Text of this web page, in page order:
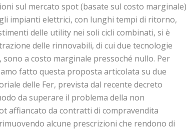
sul mercato spot (basate sul costo marginale)
impianti elettrici, con lunghi tempi di ritorno,
delle utility nei soli cicli combinati, si è
delle rinnovabili, di cui due tecnologie
a costo marginale pressoché nullo. Per
fatto questa proposta articolata su due
delle Fer, prevista dal recente decreto
da superare il problema della non
affiancato da contratti di compravendita
alcune prescrizioni che rendono di